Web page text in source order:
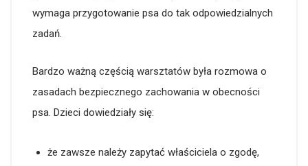
wymaga przygotowanie psa do tak odpowiedzialnych
zadań.
Bardzo ważną częścią warsztatów była rozmowa o
zasadach bezpiecznego zachowania w obecności
psa. Dzieci dowiedziały się:
że zawsze należy zapytać właściciela o zgodę,